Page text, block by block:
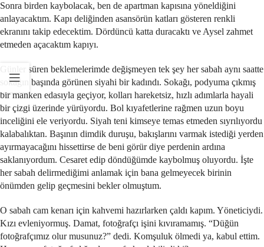
Sonra birden kaybolacak, ben de apartman kapısına yöneldiğini
anlayacaktım. Kapı deliğinden asansörün katları gösteren renkli
ekranını takip edecektim. Dördüncü katta duracaktı ve Aysel zahmet
etmeden açacaktım kapıyı.
Günler süren beklemelerimde değişmeyen tek şey her sabah aynı saatte
sokağın başında görünen siyahi bir kadındı. Sokağı, podyuma çıkmış
bir manken edasıyla geçiyor, kolları hareketsiz, hızlı adımlarla hayali
bir çizgi üzerinde yürüyordu. Bol kıyafetlerine rağmen uzun boyu
inceliğini ele veriyordu. Siyah teni kimseye temas etmeden sıyrılıyordu
kalabalıktan. Başının dimdik duruşu, bakışlarını varmak istediği yerden
ayırmayacağını hissettirse de beni görür diye perdenin ardına
saklanıyordum. Cesaret edip döndüğümde kaybolmuş oluyordu. İşte
her sabah delirmediğimi anlamak için bana gelmeyecek birinin
önümden gelip geçmesini bekler olmuştum.
O sabah cam kenarı için kahvemi hazırlarken çaldı kapım. Yöneticiydi.
Kızı evleniyormuş. Damat, fotoğrafçı işini kıvıramamış. “Düğün
fotoğrafçımız olur musunuz?” dedi. Komşuluk ölmedi ya, kabul ettim.